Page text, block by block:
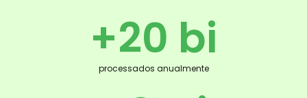
processados anualmente
+20 bi